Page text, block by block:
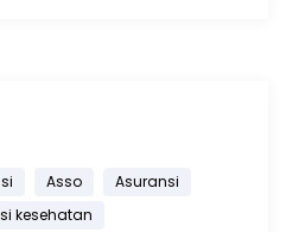
Asso
Asuransi
kesehatan